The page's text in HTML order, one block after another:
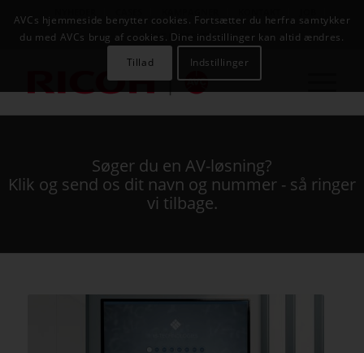
AVC INFOSYSTEM
Søger du en AV-løsning?
Klik og send os dit navn og nummer - så ringer
vi tilbage.
AVCs hjemmeside benytter cookies. Fortsætter du herfra samtykker
du med AVCs brug af cookies. Dine indstillinger kan altid ændres.
Tillad
Indstillinger